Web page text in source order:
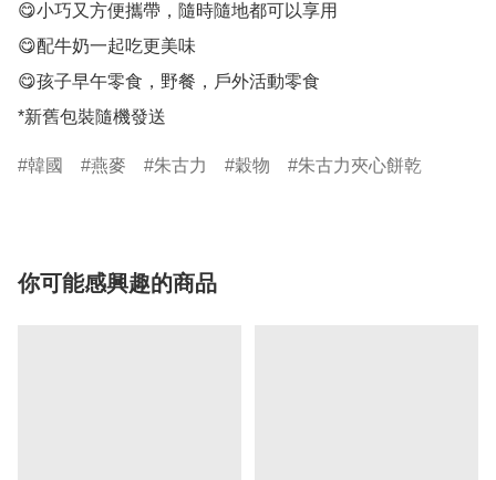
😋小巧又方便攜帶，隨時隨地都可以享用
😋配牛奶一起吃更美味
😋孩子早午零食，野餐，戶外活動零食
*新舊包裝隨機發送
韓國 燕麥 朱古力 穀物 朱古力夾心餅乾
你可能感興趣的商品